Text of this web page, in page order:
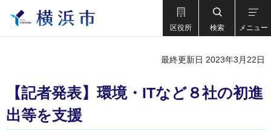
区役所 検索 メニュー
最終更新日 2023年3月22日
【記者発表】環境・ITなど８社の初進
出等を支援